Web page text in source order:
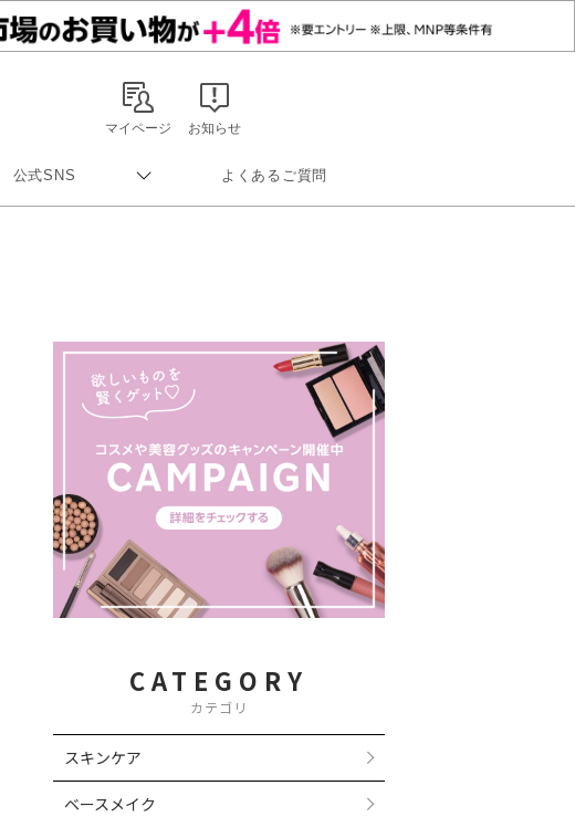
お知らせ
マイページ
公式SNS
Link
よくあるご質問
CATEGORY
カテゴリ
スキンケア
ベースメイク